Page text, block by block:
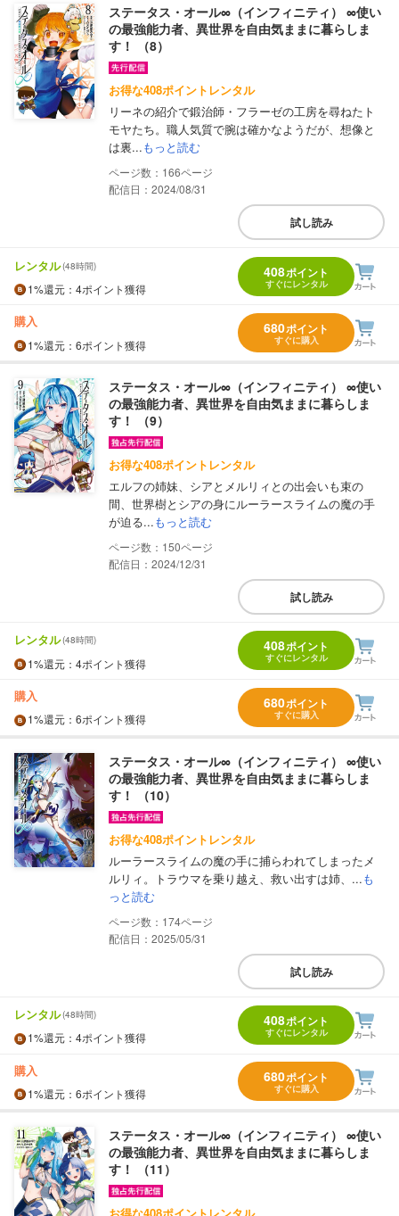
ステータス・オール∞（インフィニティ） ∞使い
の最強能力者、異世界を自由気ままに暮らしま
す！ （8）
お得な408ポイントレンタル
リーネの紹介で鍛治師・フラーゼの工房を尋ねたト
モヤたち。職人気質で腕は確かなようだが、想像と
は裏...もっと読む
166
配信日：2024/08/31
試し読み
レンタル(48時間)
1%還元 ：4ポイント獲得
408ポイント
すぐにレンタル
購入
1%還元 ：6ポイント獲得
680ポイント
すぐに購入
ステータス・オール∞（インフィニティ） ∞使い
の最強能力者、異世界を自由気ままに暮らしま
す！ （9）
お得な408ポイントレンタル
エルフの姉妹、シアとメルリィとの出会いも束の
間、世界樹とシアの身にルーラースライムの魔の手
が迫る...もっと読む
150
配信日：2024/12/31
試し読み
レンタル(48時間)
1%還元 ：4ポイント獲得
408ポイント
すぐにレンタル
購入
1%還元 ：6ポイント獲得
680ポイント
すぐに購入
ステータス・オール∞（インフィニティ） ∞使い
の最強能力者、異世界を自由気ままに暮らしま
す！ （10）
お得な408ポイントレンタル
ルーラースライムの魔の手に捕らわれてしまったメ
ルリィ。トラウマを乗り越え、救い出すは姉、...も
っと読む
174
配信日：2025/05/31
試し読み
レンタル(48時間)
1%還元 ：4ポイント獲得
408ポイント
すぐにレンタル
購入
1%還元 ：6ポイント獲得
680ポイント
すぐに購入
ステータス・オール∞（インフィニティ） ∞使い
の最強能力者、異世界を自由気ままに暮らしま
す！ （11）